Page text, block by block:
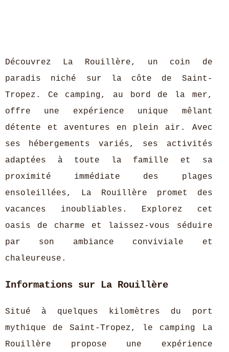
Découvrez La Rouillère, un coin de
paradis niché sur la côte de Saint-
Tropez. Ce camping, au bord de la mer,
offre une expérience unique mêlant
détente et aventures en plein air. Avec
ses hébergements variés, ses activités
adaptées à toute la famille et sa
proximité immédiate des plages
ensoleillées, La Rouillère promet des
vacances inoubliables. Explorez cet
oasis de charme et laissez-vous séduire
par son ambiance conviviale et
chaleureuse.
Informations sur La Rouillère
Situé à quelques kilomètres du port
mythique de Saint-Tropez, le camping La
Rouillère propose une expérience